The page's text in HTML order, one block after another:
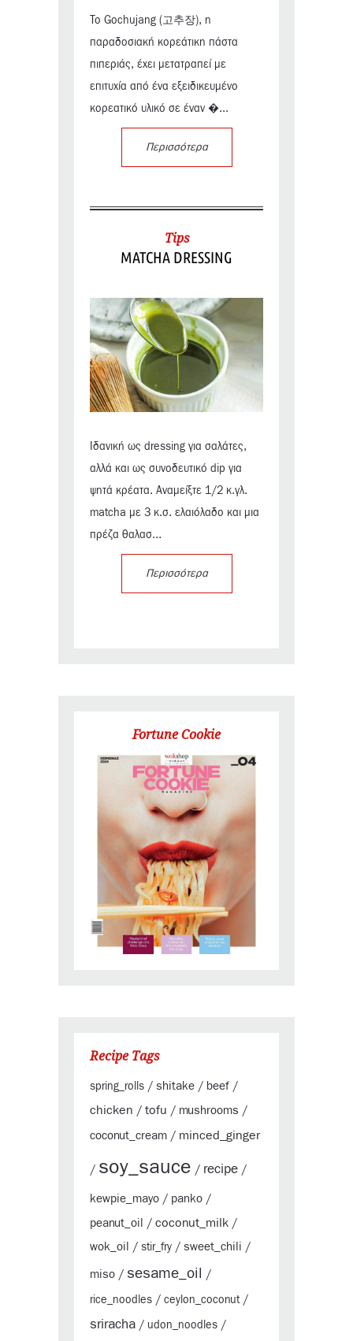
Το Gochujang (고추장), η
παραδοσιακή κορεάτικη πάστα
πιπεριάς, έχει μετατραπεί με
επιτυχία από ένα εξειδικευμένο
κορεατικό υλικό σε έναν �...
Περισσότερα
Tips
MATCHA DRESSING
Ιδανική ως dressing για σαλάτες,
αλλά και ως συνοδευτικό dip για
ψητά κρέατα. Αναμείξτε 1/2 κ.γλ.
matcha με 3 κ.σ. ελαιόλαδο και μια
πρέζα θαλασ...
Περισσότερα
Fortune Cookie
Recipe Tags
spring_rolls / shitake / beef /
chicken / tofu / mushrooms /
coconut_cream / minced_ginger
/ soy_sauce / recipe /
kewpie_mayo / panko /
peanut_oil / coconut_milk /
wok_oil / stir_fry / sweet_chili /
miso / sesame_oil /
rice_noodles / ceylon_coconut/
sriracha / udon_noodles /